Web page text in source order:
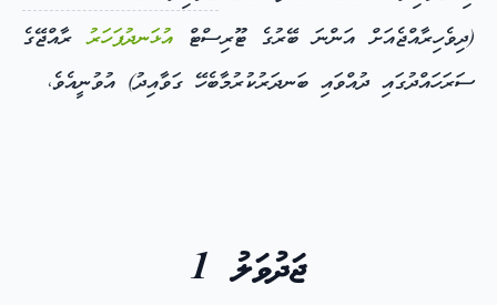
(ދިވެހިރާއްޖެއަށް އަންނަ ބޭރުގެ ޓޫރިސްޓްއުޅަނދުފަހަރުރާއްޖޭގެ
ސަރަހައްދުގައި ދުއްވައި ބަނދަރުކުރުމާބެހޭ ގަވާއިދު) އުވުނީއެވެ،
ޖަދުވަލު 1